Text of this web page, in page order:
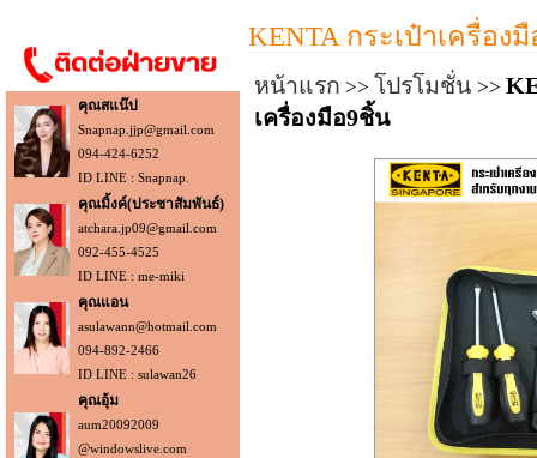
คุณสแน๊ป
Snapnap.jjp@gmail.com
094-424-6252
ID LINE : Snapnap.
คุณมิ้งค์(ประชาสัมพันธ์)
atchara.jp09@gmail.com
092-455-4525
ID LINE : me-miki
คุณแอน
asulawann@hotmail.com
094-892-2466
ID LINE : sulawan26
คุณอุ้ม
aum20092009
@windowslive.com
KENTA กระเป๋าเครื่อง
หน้าแรก >> โปรโมชั่น >>
เครื่องมือ9ชิ้น